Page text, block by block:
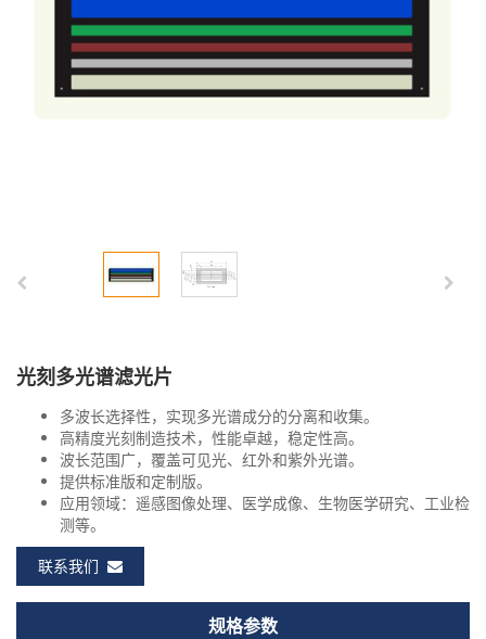
光刻多光谱滤光片
多波长选择性，实现多光谱成分的分离和收集。
高精度光刻制造技术，性能卓越，稳定性高。
波长范围广，覆盖可见光、红外和紫外光谱。
提供标准版和定制版。
应用领域：遥感图像处理、医学成像、生物医学研究、工业检
测等。
联系我们
规格参数